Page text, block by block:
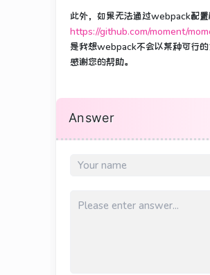
此外，如果无法通过webpack配
https://github.com/moment/
是我想webpack不会以某种可行
感谢您的帮助。
Answer